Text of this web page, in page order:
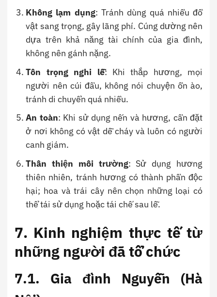
Không lạm dụng: Tránh dùng quá nhiều đồ
vật sang trọng, gây lãng phí. Cúng dường nên
dựa trên khả năng tài chính của gia đình,
không nên gánh nặng.
Tôn trọng nghi lễ: Khi thắp hương, mọi
người nên cúi đầu, không nói chuyện ồn ào,
tránh di chuyển quá nhiều.
An toàn: Khi sử dụng nến và hương, cần đặt
ở nơi không có vật dễ cháy và luôn có người
canh giám.
Thân thiện môi trường: Sử dụng hương
thiên nhiên, tránh hương có thành phần độc
hại; hoa và trái cây nên chọn những loại có
thể tái sử dụng hoặc tái chế sau lễ.
7. Kinh nghiệm thực tế từ
những người đã tổ chức
7.1. Gia đình Nguyễn (Hà